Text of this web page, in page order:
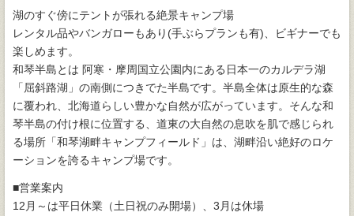
湖のすぐ傍にテントが張れる絶景キャンプ場
レンタル品やバンガローもあり(手ぶらプランも有)、ビギナーでも
楽しめます。
和琴半島とは 阿寒・摩周国立公園内にある日本一のカルデラ湖
「屈斜路湖」の南側につきでた半島です。半島全体は原生的な森
に覆われ、北海道らしい豊かな自然が広がっています。そんな和
琴半島の付け根に位置する、道東の大自然の息吹を肌で感じられ
る場所「和琴湖畔キャンプフィールド」は、湖畔沿い絶好のロケ
ーションを誇るキャンプ場です。
■営業案内
12月～は平日休業（土日祝のみ開場）、3月は休場